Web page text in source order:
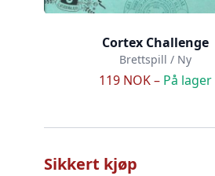
Cortex Challenge
Brettspill / Ny
119 NOK – På lager
Sikkert kjøp